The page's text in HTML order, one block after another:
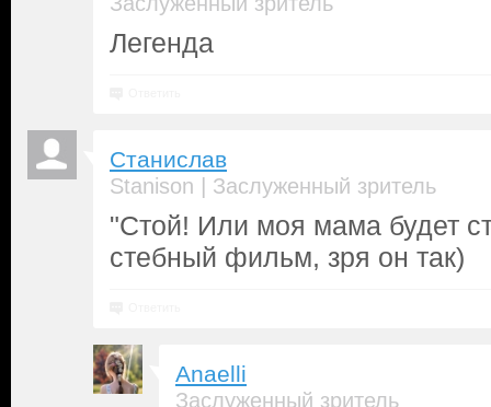
Легенда
Станислав
Stanison | Заслуженный зритель
"Стой! Или моя мама будет
стебный фильм, зря он так)
Anaelli
Заслуженный зритель